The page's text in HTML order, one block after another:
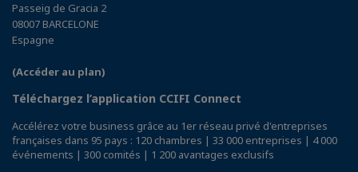
Passeig de Gracia 2
08007 BARCELONE
Espagne
(Accéder au plan)
Téléchargez l’application CCIFI Connect
Accélérez votre business grâce au 1er réseau privé d'entreprises
françaises dans 95 pays : 120 chambres | 33 000 entreprises | 4 000
événements | 300 comités | 1 200 avantages exclusifs